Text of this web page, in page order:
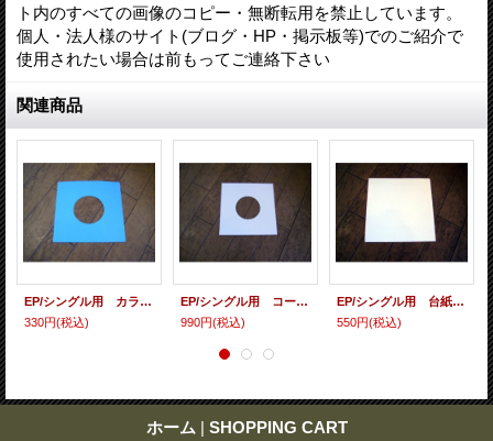
ト内のすべての画像のコピー・無断転用を禁止しています。
個人・法人様のサイト(ブログ・HP・掲示板等)でのご紹介で
使用されたい場合は前もってご連絡下さい
関連商品
EP/シングル用 カラースリーヴ（全4色） 5枚セット
330円(税込)
EP/シングル用 コート紙丸穴ジャケ 白 10 copies set / １０枚セット
990円(税込)
EP/シングル用 台紙 10枚セット
550円(税込)
ホーム | SHOPPING CART